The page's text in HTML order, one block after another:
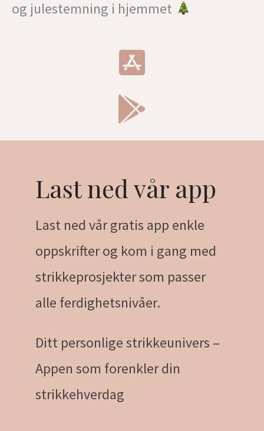
og julestemning i hjemmet
Last ned vår app
Last ned vår gratis app enkle
oppskrifter og kom i gang med
strikkeprosjekter som passer
alle ferdighetsnivåer.
Ditt personlige strikkeunivers –
Appen som forenkler din
strikkehverdag